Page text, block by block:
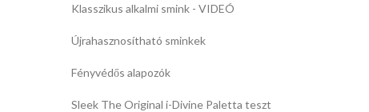
Klasszikus alkalmi smink - VIDEÓ
Újrahasznosítható sminkek
Fényvédős alapozók
Sleek The Original i-Divine Paletta teszt